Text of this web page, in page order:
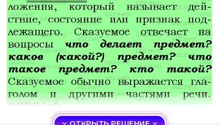
ОТКРЫТЬ РЕШЕНИЕ